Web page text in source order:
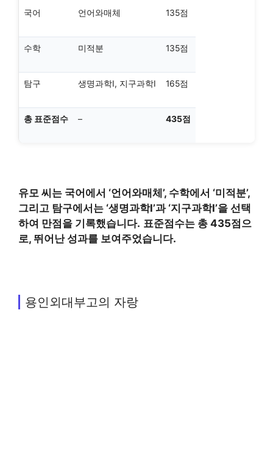
국어 언어와매체 135점
수학 미적분 135점
탐구 생명과학Ⅰ, 지구과학Ⅰ 165점
총 표준점수 – 435점
유모 씨는 국어에서 ‘언어와매체’, 수학에서 ‘미적분’,
그리고 탐구에서는 ‘생명과학Ⅰ’과 ‘지구과학Ⅰ’을 선택
하여 만점을 기록했습니다. 표준점수는 총 435점으
로, 뛰어난 성과를 보여주었습니다.
용인외대부고의 자랑